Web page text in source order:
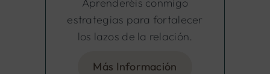
estrategias para fortalecer
los lazos de la relación.
Más Información